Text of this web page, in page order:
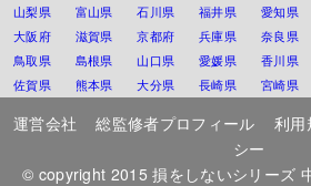
山梨県
富山県 石川県 福井県 愛知県
大阪府
滋賀県 京都府 兵庫県 奈良県
鳥取県
島根県 山口県 愛媛県 香川県
佐賀県
熊本県 大分県 長崎県 宮崎県
運営会社 総監修者プロフィール 利用
シー
© copyright 2015損をしないシリーズ